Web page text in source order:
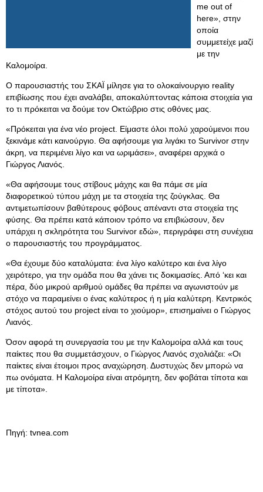
me out of
here», στην
οποία
συμμετείχε μαζί
με την
Καλομοίρα.
Ο παρουσιαστής του ΣΚΑΪ μίλησε για το ολοκαίνουργιο reality
επιβίωσης που έχει αναλάβει, αποκαλύπτοντας κάποια στοιχεία για
το τι πρόκειται να δούμε τον Οκτώβριο στις οθόνες μας.
«Πρόκειται για ένα νέο project. Είμαστε όλοι πολύ χαρούμενοι που
ξεκινάμε κάτι καινούργιο. Θα αφήσουμε για λιγάκι το Survivor στην
άκρη, να περιμένει λίγο και να ωριμάσει», αναφέρει αρχικά ο
Γιώργος Λιανός.
«Θα αφήσουμε τους στίβους μάχης και θα πάμε σε μία
διαφορετικού τύπου μάχη με τα στοιχεία της ζούγκλας. Θα
αντιμετωπίσουν βαθύτερους φόβους απέναντι στα στοιχεία της
φύσης. Θα πρέπει κατά κάποιον τρόπο να επιβιώσουν, δεν
υπάρχει η σκληρότητα του Survivor εδώ», περιγράφει στη συνέχεια
ο παρουσιαστής του προγράμματος.
«Θα έχουμε δύο καταλύματα: ένα λίγο καλύτερο και ένα λίγο
χειρότερο, για την ομάδα που θα χάνει τις δοκιμασίες. Από ‘κει και
πέρα, δύο μικρού αριθμού ομάδες θα πρέπει να αγωνιστούν με
στόχο να παραμείνει ο ένας καλύτερος ή η μία καλύτερη. Κεντρικός
στόχος αυτού του project είναι το χιούμορ», επισημαίνει ο Γιώργος
Λιανός.
Όσον αφορά τη συνεργασία του με την Καλομοίρα αλλά και τους
παίκτες που θα συμμετάσχουν, ο Γιώργος Λιανός σχολιάζει: «Οι
παίκτες είναι έτοιμοι προς αναχώρηση. Δυστυχώς δεν μπορώ να
πω ονόματα. Η Καλομοίρα είναι ατρόμητη, δεν φοβάται τίποτα και
με τίποτα».
Πηγή: tvnea.com